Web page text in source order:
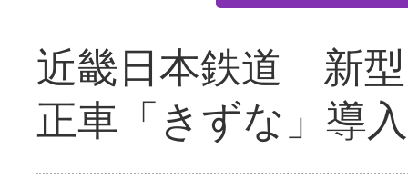
近畿日本鉄道 新
正車「きずな」導入